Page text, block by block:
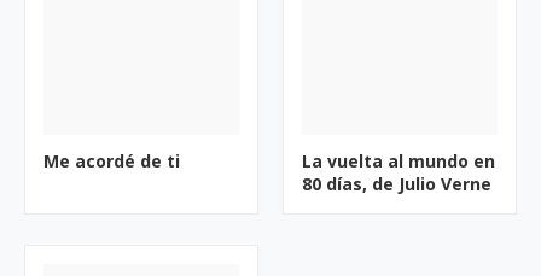
Me acordé de ti
La vuelta al mundo en
80 días, de Julio Verne